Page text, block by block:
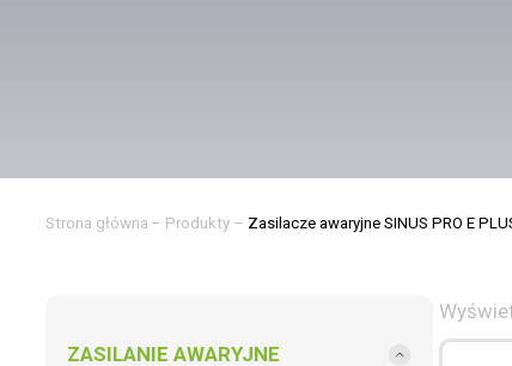
Strona główna – Produkty – Zasilacze awaryjne SINUS PRO E
ZASILANIE AWARYJNE